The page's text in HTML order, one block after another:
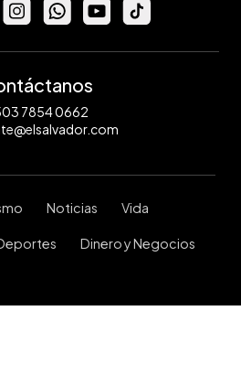
7854 0662
Noticias Vida
Dinero y Negocios